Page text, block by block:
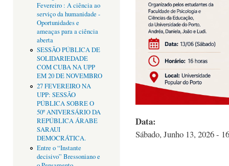
Fevereiro : A ciência ao
serviço da humanidade -
Oportunidades e
ameaças para a ciência
aberta
SESSÃO PÚBLICA DE
SOLIDARIEDADE
COM CUBA NA UPP
EM 20 DE NOVEMBRO
27 FEVEREIRO NA
UPP: SESSÃO
PÚBLICA SOBRE O
50º ANIVERSÁRIO DA
REPÚBLICA ÁRABE
SARAUI
DEMOCRÁTICA.
Entre o “Instante
decisivo” Bressoniano e
Data:
Sábado, Junho 13, 2026 -